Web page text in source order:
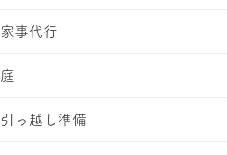
家事代行
庭
引っ越し準備